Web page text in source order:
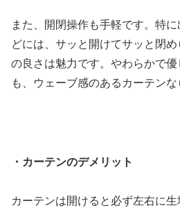
また、開閉操作も手軽です。特
どには、サッと開けてサッと閉
の良さは魅力です。やわらかで
も、ウェーブ感のあるカーテンな
・カーテンのデメリット
カーテンは開けると必ず左右に